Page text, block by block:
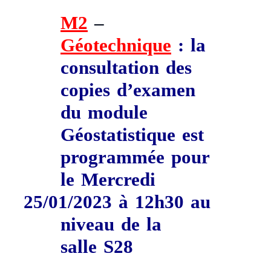
–
M2
Géotechnique : la
consultation des
copies d’examen
du module
Géostatistique est
programmée pour
le Mercredi
25/01/2023 à 12h30 au
niveau de la
salle S28